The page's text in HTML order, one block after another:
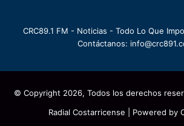
CRC89.1 FM - Noticias - Todo Lo Que
Contáctanos:
© Copyright 2026, Todos los derechos
Radial Costarricense | Powered by